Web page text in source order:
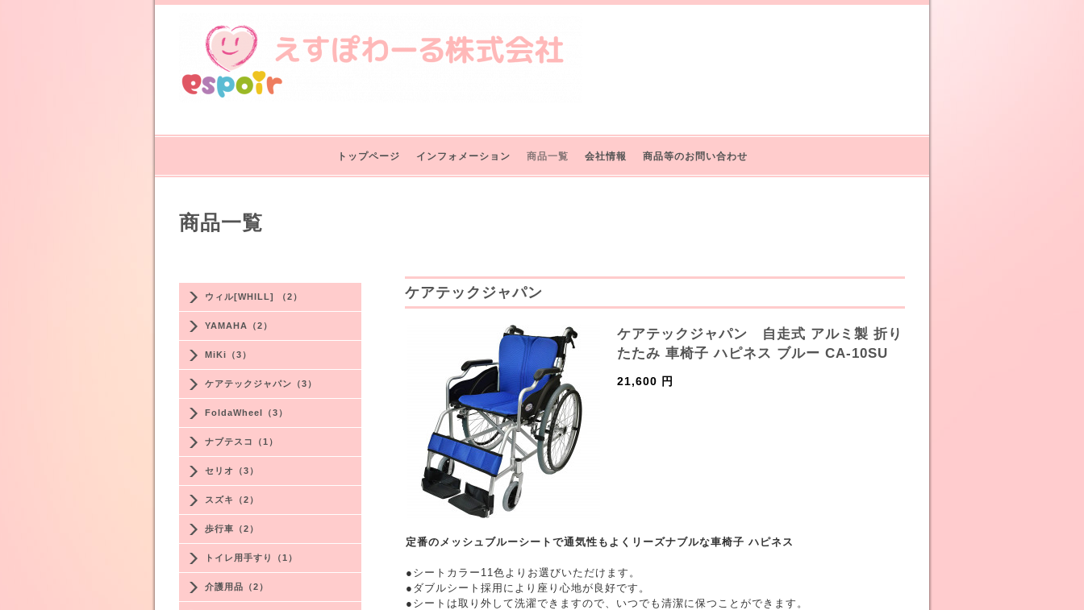
トップページ インフォメーション 商品一覧 会社情報 商品等のお問い合わせ
ウィル[WHILL] （2）
YAMAHA（2）
MiKi（3）
ケアテックジャパン（3）
FoldaWheel（3）
ナブテスコ（1）
セリオ（3）
スズキ（2）
歩行車（2）
トイレ用手すり（1）
介護用品（2）
商品一覧
ケアテックジャパン
ケアテックジャパン 自走式 アルミ製 折り
たたみ 車椅子 ハピネス ブルー CA-10SU
21,600 円
定番のメッシュブルーシートで通気性もよくリーズナブルな車椅子 ハピネス
●シートカラー11色よりお選びいただけます。
●ダブルシート採用により座り心地が良好です。
●シートは取り外して洗濯できますので、いつでも清潔に保つことができます。